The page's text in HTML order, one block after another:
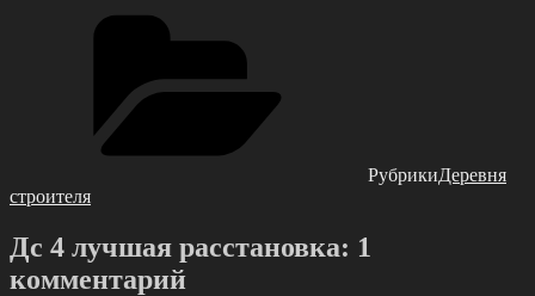
РубрикиДеревня
строителя
Дс 4 лучшая расстановка: 1
комментарий